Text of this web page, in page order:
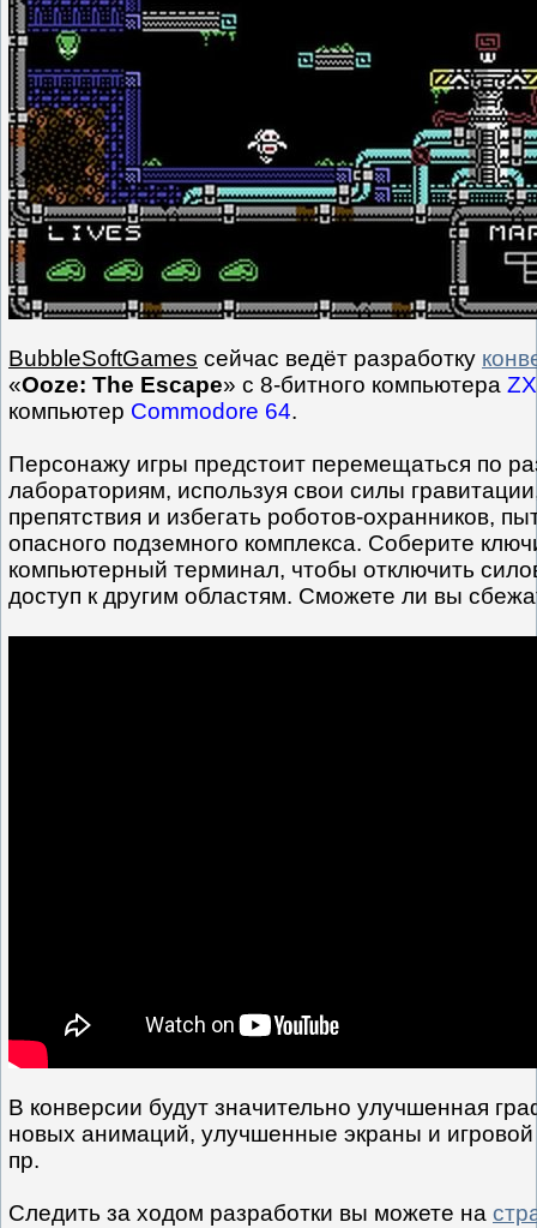
BubbleSoftGames сейчас ведёт разработку
«Ooze: The Escape» с 8-битного компьютера
компьютер Commodore 64.
Персонажу игры предстоит перемещаться по
лабораториям, используя свои силы
препятствия и избегать роботов-охранников,
опасного подземного комплекса. Соберите
компьютерный терминал, чтобы отключить
доступ к другим областям. Сможете ли вы
В конверсии будут значительно улучшенная
новых анимаций, улучшенные экраны и
пр.
Следить за ходом разработки вы можете на